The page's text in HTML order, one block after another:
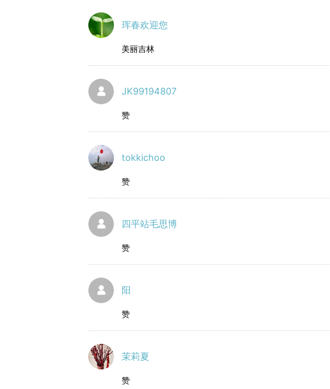
珲春欢迎您
美丽吉林
JK99194807
赞
tokkichoo
赞
四平站毛思博
赞
阳
赞
茉莉夏
赞